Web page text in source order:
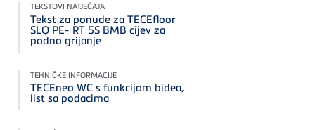
TEKSTOVI NATJEČAJA
Tekst za ponude za TECEfloor
SLQ PE- RT 5S BMB cijev za
podno grijanje
TEHNIČKE INFORMACIJE
TECEneo WC s funkcijom bidea,
list sa podacima